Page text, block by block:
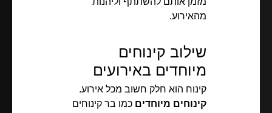
מהאירוע.
שילוב קינוחים
מיוחדים באירועים
קינוח הוא חלק חשוב מכל אירוע.
קינוחים מיוחדים כמו בר קינוחים